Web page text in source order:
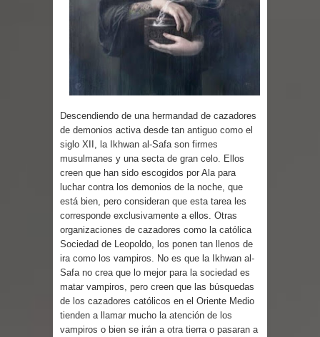
Parte 09: Los Muertos Cuentan
Cuentos
Descendiendo de una hermandad de cazadores
de demonios activa desde tan antiguo como el
siglo XII, la Ikhwan al-Safa son firmes
musulmanes y una secta de gran celo. Ellos
creen que han sido escogidos por Ala para
luchar contra los demonios de la noche, que
está bien, pero consideran que esta tarea les
corresponde exclusivamente a ellos. Otras
organizaciones de cazadores como la católica
Sociedad de Leopoldo, los ponen tan llenos de
ira como los vampiros. No es que la Ikhwan al-
Safa no crea que lo mejor para la sociedad es
matar vampiros, pero creen que las búsquedas
de los cazadores católicos en el Oriente Medio
tienden a llamar mucho la atención de los
vampiros o bien se irán a otra tierra o pasaran a